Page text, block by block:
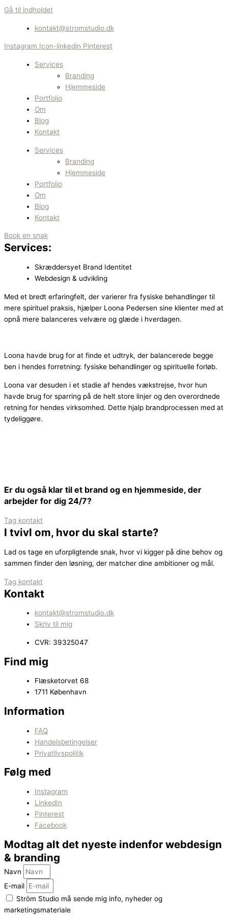
Gå til indholdet
kontakt@stromstudio.dk
Instagram Icon-linkedin Pinterest
Services
Branding
Hjemmeside
Portfolio
Om
Blog
Kontakt
Services
Branding
Hjemmeside
Portfolio
Om
Blog
Kontakt
Book en snak
Services:
Skræddersyet Brand Identitet
Webdesign & udvikling
Med et bredt erfaringfelt, der varierer fra fysiske behandlinger til
mere spirituel praksis, hjælper Loona Pedersen sine klienter med at
opnå mere balanceres velvære og glæde i hverdagen.
Loona havde brug for at finde et udtryk, der balancerede begge
ben i hendes forretning: fysiske behandlinger og spirituelle forløb.
Loona var desuden i et stadie af hendes vækstrejse, hvor hun
havde brug for sparring på de helt store linjer og den overordnede
retning for hendes virksomhed. Dette hjalp brandprocessen med at
tydeliggøre.
Er du også klar til et brand og en hjemmeside, der
arbejder for dig 24/7?
Tag kontakt
I tvivl om, hvor du skal starte?
Lad os tage en uforpligtende snak, hvor vi kigger på dine behov og
sammen finder den løsning, der matcher dine ambitioner og mål.
Tag kontakt
Kontakt
kontakt@stromstudio.dk
Skriv til mig
CVR: 39325047
Find mig
Flæsketorvet 68
1711 København
Information
FAQ
Handelsbetingelser
Privatlivspolitik
Følg med
Instagram
LinkedIn
Pinterest
Facebook
Modtag alt det nyeste indenfor webdesign
& branding
Navn
E-mail
Ström Studio må sende mig info, nyheder og
marketingsmateriale